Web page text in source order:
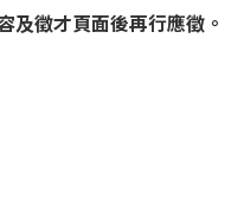
及徵才頁面後再行應徵。